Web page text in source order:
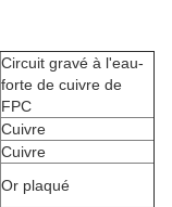
Circuit gravé à l'eau-
forte de cuivre de
FPC
Cuivre
Cuivre
Or plaqué